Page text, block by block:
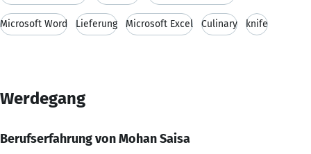
Microsoft Word Lieferung Microsoft Excel Culinary knife
Werdegang
Berufserfahrung von Mohan Saisa